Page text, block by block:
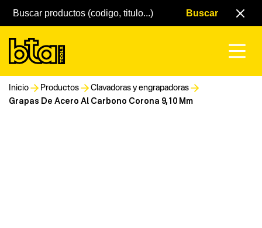
Inicio Productos Clavadoras y engrapadoras
Grapas De Acero Al Carbono Corona 9,10 Mm